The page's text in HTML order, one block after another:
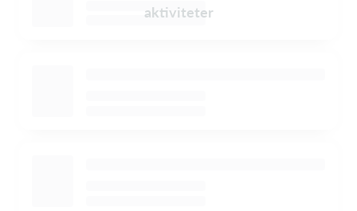
aktiviteter